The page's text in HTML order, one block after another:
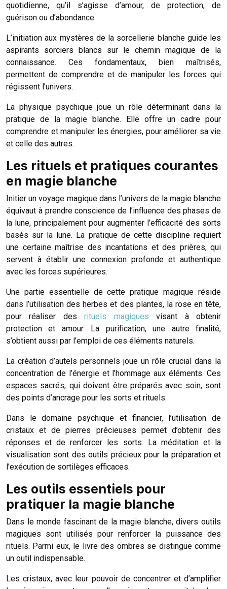
quotidienne, qu’il s’agisse d’amour, de protection, de
guérison ou d’abondance.
L’initiation aux mystères de la sorcellerie blanche guide les
aspirants sorciers blancs sur le chemin magique de la
connaissance. Ces fondamentaux, bien maîtrisés,
permettent de comprendre et de manipuler les forces qui
régissent l’univers.
La physique psychique joue un rôle déterminant dans la
pratique de la magie blanche. Elle offre un cadre pour
comprendre et manipuler les énergies, pour améliorer sa vie
et celle des autres.
Les rituels et pratiques courantes
en magie blanche
Initier un voyage magique dans l’univers de la magie blanche
équivaut à prendre conscience de l’influence des phases de
la lune, principalement pour augmenter l’efficacité des sorts
basés sur la lune. La pratique de cette discipline requiert
une certaine maîtrise des incantations et des prières, qui
servent à établir une connexion profonde et authentique
avec les forces supérieures.
Une partie essentielle de cette pratique magique réside
dans l’utilisation des herbes et des plantes, la rose en tête,
pour réaliser desrituels magiques visant à obtenir
protection et amour. La purification, une autre finalité,
s’obtient aussi par l’emploi de ces éléments naturels.
La création d’autels personnels joue un rôle crucial dans la
concentration de l’énergie et l’hommage aux éléments. Ces
espaces sacrés, qui doivent être préparés avec soin, sont
des points d’ancrage pour les sorts et rituels.
Dans le domaine psychique et financier, l’utilisation de
cristaux et de pierres précieuses permet d’obtenir des
réponses et de renforcer les sorts. La méditation et la
visualisation sont des outils précieux pour la préparation et
l’exécution de sortilèges efficaces.
Les outils essentiels pour
pratiquer la magie blanche
Dans le monde fascinant de la magie blanche, divers outils
magiques sont utilisés pour renforcer la puissance des
rituels. Parmi eux, le livre des ombres se distingue comme
un outil indispensable.
Les cristaux, avec leur pouvoir de concentrer et d’amplifier